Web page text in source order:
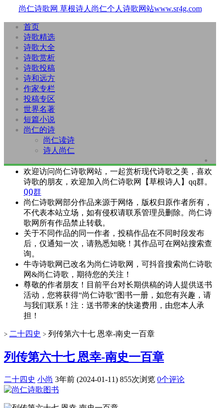
尚仁诗歌网 草根诗人尚仁个人诗歌网站www.sr4g.com
首页
诗歌精选
诗歌大全
诗歌赏析
诗歌投稿
诗和远方
作家专栏
投稿专区
世界名著
短篇小说
尚仁的诗
尚仁读诗
诗人尚仁
欢迎访问尚仁诗歌网站，一起赏析现代诗歌之美，喜欢
诗歌的朋友，欢迎加入尚仁诗歌网【草根诗人】qq群。
QQ群
尚仁诗歌网部分作品来源于网络，版权归原作者所有，
不代表本站立场，如有侵权请联系管理员删除。尚仁诗
歌网所有作品禁止转载。
关于不同作品的同一作者，投稿作品在不同时段发布
后，仅通知一次，请熟悉知晓！其作品可在网站搜索查
询。
牛寺诗歌网已改名为尚仁诗歌网，可抖音搜索尚仁诗歌
网&尚仁诗歌，期待您的关注！
尊敬的作者朋友！目前平台对长期供稿的诗人提供送书
活动，您将获得“尚仁诗歌”图书一册，如您有兴趣，请
与我们联系！注：送书带来的快递费用，由您本人承
担！
> 二十四史 > 列传第六十七 恩幸-南史一百章
列传第六十七 恩幸-南史一百章
二十四史 小尚 3年前 (2024-01-11) 855次浏览 0个评论